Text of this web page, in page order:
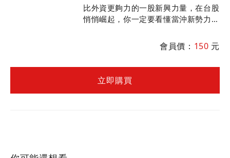
比外資更夠力的一股新興力量，在台股
悄悄崛起，你一定要看懂當沖新勢力對
碼、蒐標的，鎖定每一天的強勢股…
會員價： 150 元
立即購買